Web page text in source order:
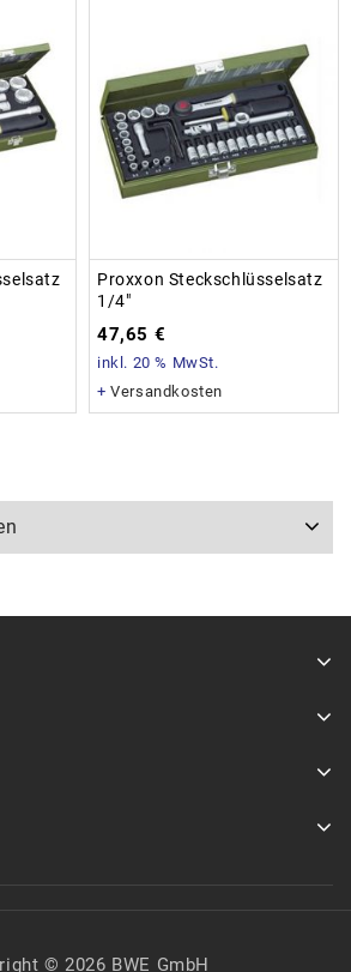
Proxxon Steckschlüsselsatz
1/4″
47,65 €
inkl. 20 % MwSt.
+Versandkosten
© 2026 BWE GmbH